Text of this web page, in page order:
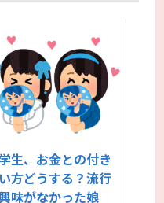
生、お金との付き
方どうする？流行
味がなかった娘